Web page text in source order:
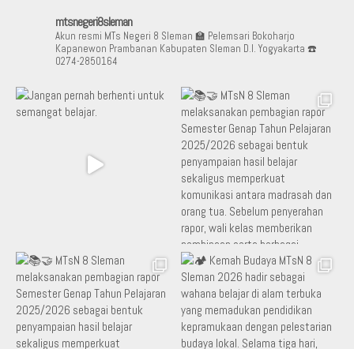
mtsnegeri8sleman
Akun resmi MTs Negeri 8 Sleman 🏫 Pelemsari Bokoharjo
Kapanewon Prambanan Kabupaten Sleman D.I. Yogyakarta ☎️
0274-2850164